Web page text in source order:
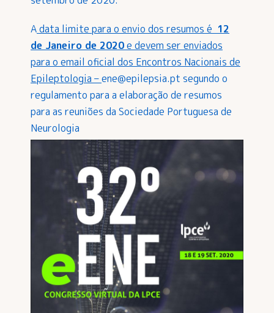
Adata limite para o envio dos resumos é 12
de Janeiro de 2020e devem ser enviados
para o email oficial dos Encontros Nacionais de
Epileptologia –ene@epilepsia.pt segundo o
regulamento para a elaboração de resumos
para as reuniões da Sociedade Portuguesa de
Neurologia